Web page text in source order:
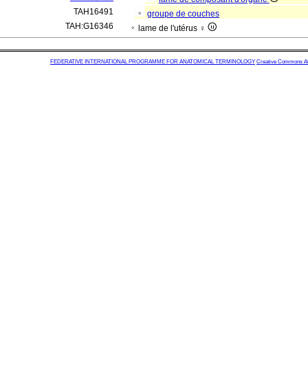
TAH16491
groupe de couches
TAH:G16346
lame de l'utérus ♀
FEDERATIVE INTERNATIONAL PROGRAMME FOR ANATOMICAL TERMINOLOGY Creative Commons